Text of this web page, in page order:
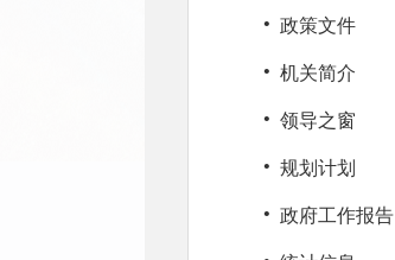
· 政策文件
· 机关简介
· 领导之窗
· 规划计划
· 政府工作报告